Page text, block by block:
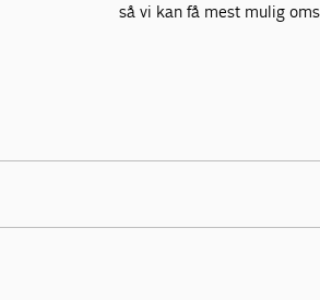
så vi kan få mest mulig